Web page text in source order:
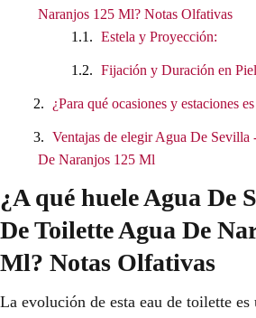
Naranjos 125 Ml? Notas Olfativas
Estela y Proyección:
Fijación y Duración en
¿Para qué ocasiones y estaciones
Ventajas de elegir Agua De Sevilla
De Naranjos 125 Ml
¿A qué huele Agua De
De Toilette Agua De
Ml? Notas Olfativas
La evolución de esta eau de toilette